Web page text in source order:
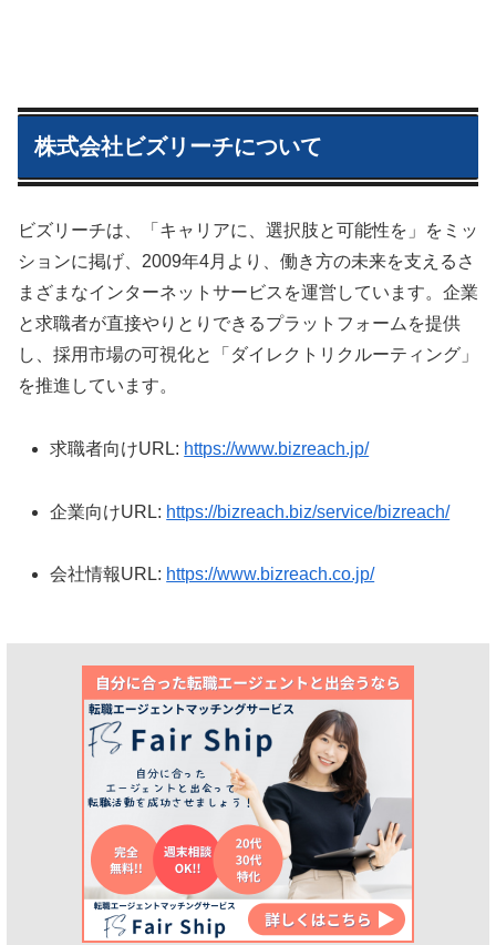
株式会社ビズリーチについて
ビズリーチは、「キャリアに、選択肢と可能性を」をミッ
ションに掲げ、2009年4月より、働き方の未来を支えるさ
まざまなインターネットサービスを運営しています。企業
と求職者が直接やりとりできるプラットフォームを提供
し、採用市場の可視化と「ダイレクトリクルーティング」
を推進しています。
求職者向けURL: https://www.bizreach.jp/
企業向けURL: https://bizreach.biz/service/bizreach/
会社情報URL: https://www.bizreach.co.jp/